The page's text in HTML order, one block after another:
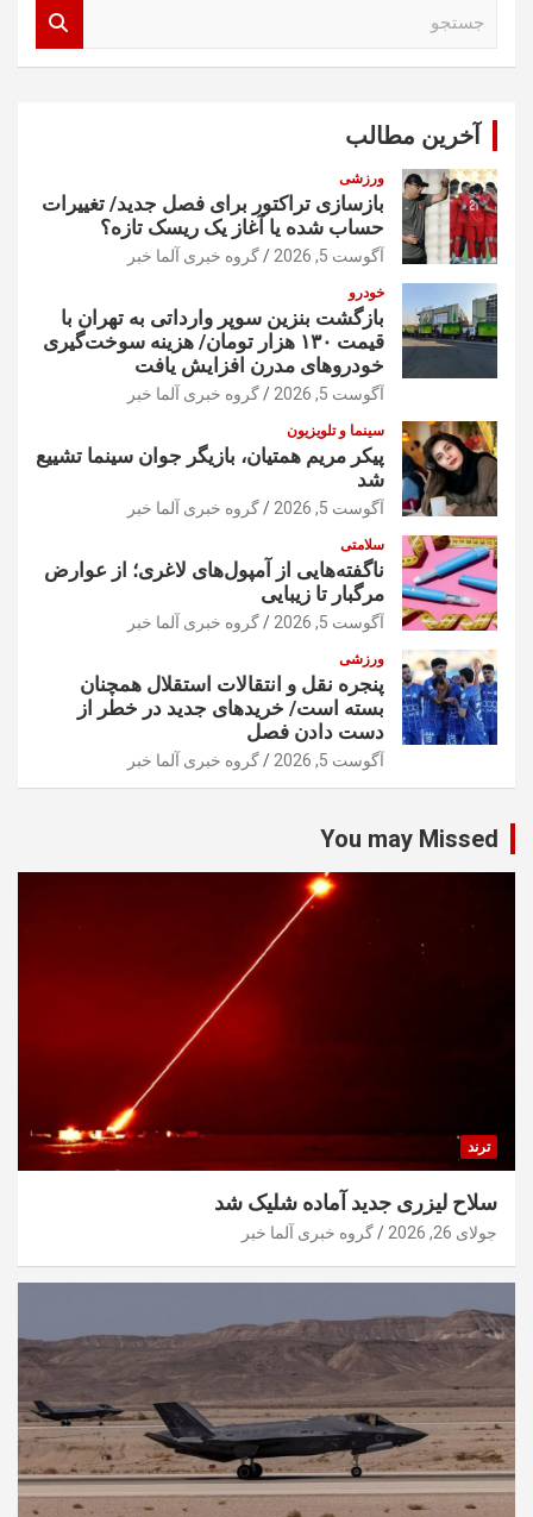
آخرین مطالب
ورزشی
بازسازی تراکتور برای فصل جدید/ تغییرات
حساب شده یا آغاز یک ریسک تازه؟
آگوست 5, 2026 گروه خبری آلما خبر
خودرو
بازگشت بنزین سوپر وارداتی به تهران با
قیمت ۱۳۰ هزار تومان/ هزینه سوخت‌گیری
خودرو‌های مدرن افزایش یافت
آگوست 5, 2026 گروه خبری آلما خبر
سینما و تلویزیون
پیکر مریم همتیان، بازیگر جوان سینما تشییع
شد
آگوست 5, 2026 گروه خبری آلما خبر
سلامتی
ناگفته‌هایی از آمپول‌های لاغری؛ از عوارض
مرگبار تا زیبایی
آگوست 5, 2026 گروه خبری آلما خبر
ورزشی
پنجره نقل و انتقالات استقلال همچنان
بسته است/ خریدهای جدید در خطر از
دست دادن فصل
آگوست 5, 2026 گروه خبری آلما خبر
You may Missed
ترند
سلاح لیزری جدید آماده شلیک شد
جولای 26, 2026 گروه خبری آلما خبر